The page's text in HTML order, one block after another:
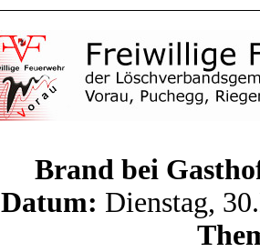
Brand bei
Datum: Dienstag,